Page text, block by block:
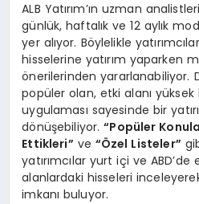
ALB Yatırım’ın uzman
günlük, haftalık ve 12 aylık
yer alıyor. Böylelikle
hisselerine yatırım yaparken
önerilerinden yararlanabiliyor.
popüler olan, etki alanı yüksek
uygulaması sayesinde bir
dönüşebiliyor.“Popüler
Ettikleri” ve “Özel Listeler”
yatırımcılar yurt içi ve
alanlardaki hisseleri
imkanı buluyor.